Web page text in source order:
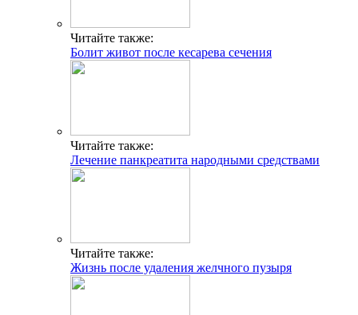
Читайте также:
Болит живот после кесарева сечения
Читайте также:
Лечение панкреатита народными средствами
Читайте также:
Жизнь после удаления желчного пузыря